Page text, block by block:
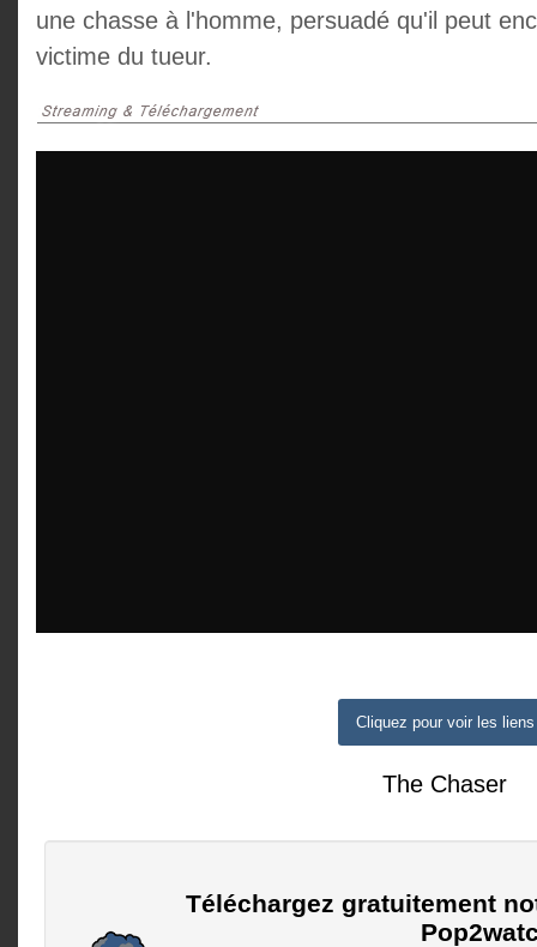
une chasse à l'homme, persuadé qu'il peut
victime du tueur.
Cliquez pour voir les liens
The Chaser
Téléchargez gratuitement